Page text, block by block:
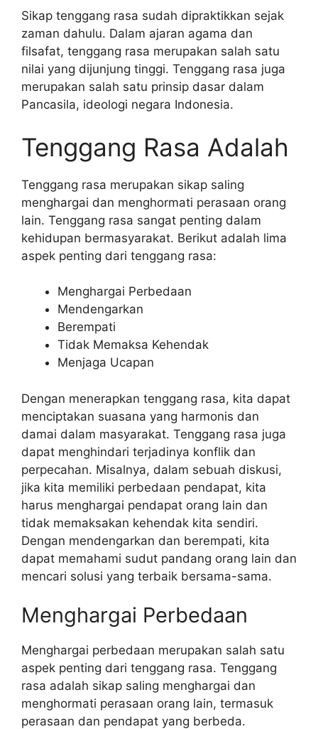
Sikap tenggang rasa sudah dipraktikkan sejak
zaman dahulu. Dalam ajaran agama dan
filsafat, tenggang rasa merupakan salah satu
nilai yang dijunjung tinggi. Tenggang rasa juga
merupakan salah satu prinsip dasar dalam
Pancasila, ideologi negara Indonesia.
Tenggang Rasa Adalah
Tenggang rasa merupakan sikap saling
menghargai dan menghormati perasaan orang
lain. Tenggang rasa sangat penting dalam
kehidupan bermasyarakat. Berikut adalah lima
aspek penting dari tenggang rasa:
Menghargai Perbedaan
Mendengarkan
Berempati
Tidak Memaksa Kehendak
Menjaga Ucapan
Dengan menerapkan tenggang rasa, kita dapat
menciptakan suasana yang harmonis dan
damai dalam masyarakat. Tenggang rasa juga
dapat menghindari terjadinya konflik dan
perpecahan. Misalnya, dalam sebuah diskusi,
jika kita memiliki perbedaan pendapat, kita
harus menghargai pendapat orang lain dan
tidak memaksakan kehendak kita sendiri.
Dengan mendengarkan dan berempati, kita
dapat memahami sudut pandang orang lain dan
mencari solusi yang terbaik bersama-sama.
Menghargai Perbedaan
Menghargai perbedaan merupakan salah satu
aspek penting dari tenggang rasa. Tenggang
rasa adalah sikap saling menghargai dan
menghormati perasaan orang lain, termasuk
perasaan dan pendapat yang berbeda.